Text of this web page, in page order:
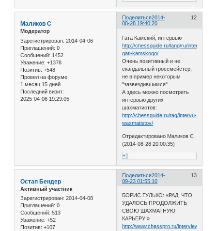
Поделиться 12
2014-
08-28 19:40:20
Маликов С
Модератор
Зарегистрирован: 2014-04-06
Приглашений: 0
Сообщений: 1452
Уважение: +1378
Позитив: +548
Провел на форуме:
1 месяц 15 дней
Последний визит:
2025-04-06 19:29:05
Гата Камский, интервью
http://chessguide.ru/lang/ru/intervyu-
gati-kamskogo/
Очень позитивный и не
скандальный гроссмейстер,
не в пример некоторым
"зазвездившимся"
А здесь можно посмотреть
интервью других
шахматистов:
http://chessguide.ru/tag/intervu-
waxmatistov/
Отредактировано Маликов С
(2014-08-28 20:00:35)
+1
Поделиться 13
2014-
09-23 01:55:10
Остап Бендер
Активный участник
Зарегистрирован: 2014-04-08
Приглашений: 0
Сообщений: 513
Уважение: +52
Позитив: +107
БОРИС ГУЛЬКО: «РАД, ЧТО
УДАЛОСЬ ПРОДОЛЖИТЬ
СВОЮ ШАХМАТНУЮ
КАРЬЕРУ!»
http://www.chesspro.ru/interview/